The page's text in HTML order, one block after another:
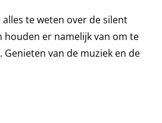
te weten over de silent
houden er namelijk van om te
Genieten van de muziek en de